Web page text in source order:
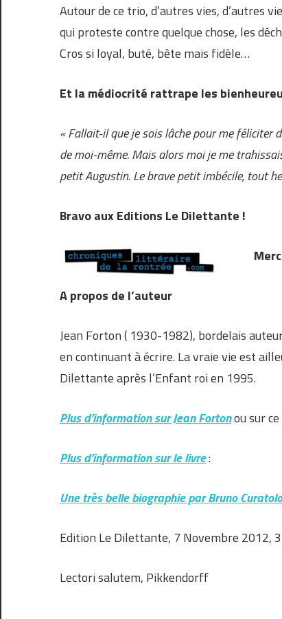
Autour de ce trio, d’autres vies, d’autres
qui proteste contre quelque chose, les
Cros si loyal, buté, bête mais fidèle…
Et la médiocrité rattrape les
« Fallait-il que je sois lâche pour me féliciter
de moi-même. Mais alors moi je me
petit Augustin. Le brave petit imbécile, tout
Bravo aux Editions Le Dilettante !
A propos de l’auteur
Jean Forton ( 1930-1982), bordelais
en continuant à écrire. La vraie vie est
Dilettante après l’Enfant roi en 1995.
Plus d’information sur Jean Fortonou sur
Plus d’information sur le livre:
Une très belle biographie par Bruno Curatolo
Edition Le Dilettante, 7 Novembre 2012,
Lectori salutem, Pikkendorff